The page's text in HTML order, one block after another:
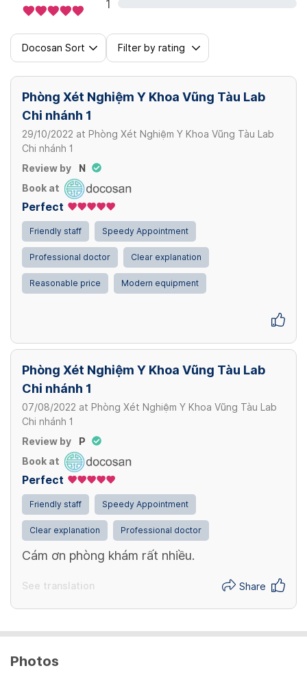
1
Docosan Sort Filter by rating
Phòng Xét Nghiệm Y Khoa Vũng Tàu Lab
Chi nhánh 1
29/10/2022 at Phòng Xét Nghiệm Y Khoa Vũng Tàu Lab
Chi nhánh 1
Review by
N
Book at
Perfect
Friendly staff Speedy Appointment
Professional doctor Clear explanation
Reasonable price Modern equipment
Phòng Xét Nghiệm Y Khoa Vũng Tàu Lab
Chi nhánh 1
07/08/2022 at Phòng Xét Nghiệm Y Khoa Vũng Tàu Lab
Chi nhánh 1
Review by
P
Book at
Perfect
Friendly staff Speedy Appointment
Clear explanation Professional doctor
Cám ơn phòng khám rất nhiều.
See translation Share
Photos